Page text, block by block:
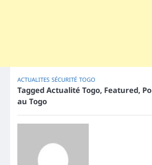
ACTUALITES SÉCURITÉ TOGO
Tagged Actualité Togo, Featured,
au Togo